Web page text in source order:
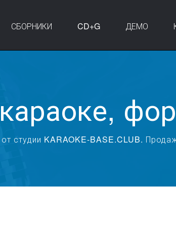
СБОРНИКИ CD+G ДЕМО
студии KARAOKE-BASE.CLUB.